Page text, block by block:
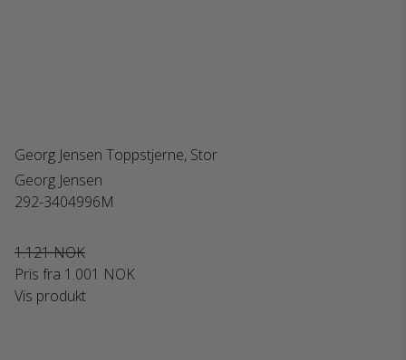
Georg Jensen Toppstjerne, Stor
Georg Jensen
292-3404996M
1.121 NOK
Pris fra 1.001 NOK
Vis produkt